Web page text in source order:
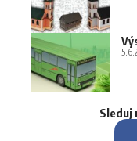
Sleduj